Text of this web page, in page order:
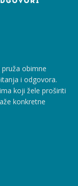
obimne
i odgovora.
koji žele proširiti
konkretne